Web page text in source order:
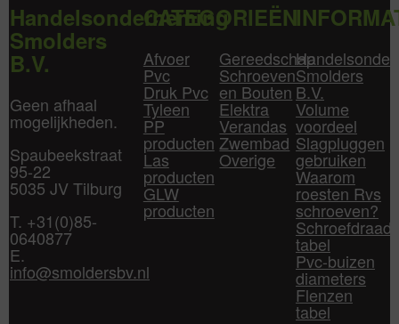
Handelsonderneming
Smolders
B.V.
Geen afhaal
mogelijkheden.
Spaubeekstraat
95-22
5035 JV Tilburg
T. +31(0)85-
0640877
E.
info@smoldersbv.nl
CATEGORIEËN
Afvoer
Pvc
Druk Pvc
Tyleen
PP
producten
Las
producten
GLW
producten
Gereedschap
Schroeven
en Bouten
Elektra
Verandas
Zwembad
Overige
Smolders
B.V.
Volume
voordeel
Slagpluggen
gebruiken
Waarom
roesten Rvs
schroeven?
Schroefdraad
tabel
Pvc-buizen
diameters
Flenzen
tabel